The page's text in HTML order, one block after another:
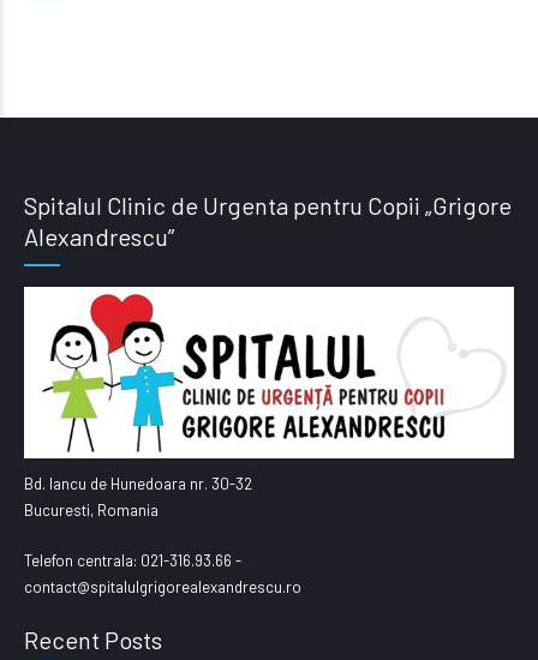
Spitalul Clinic de Urgenta pentru Copii „Grigore
Alexandrescu”
Bd. Iancu de Hunedoara nr. 30-32
Bucuresti, Romania
Telefon centrala: 021-316.93.66 -
contact@spitalulgrigorealexandrescu.ro
Recent Posts